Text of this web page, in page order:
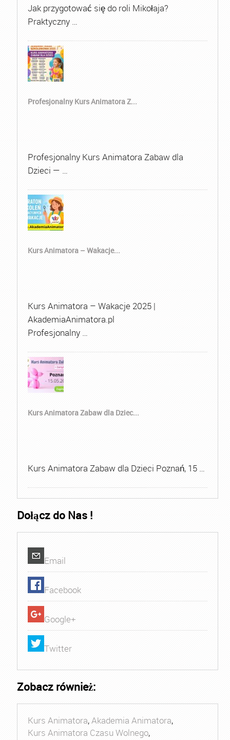
Jak przygotować się do roli Mikołaja?
Praktyczny …
Profesjonalny Kurs Animatora Z...
Profesjonalny Kurs Animatora Zabaw dla
Dzieci — …
Kurs Animatora – Wakacje...
Kurs Animatora – Wakacje 2025 |
AkademiaAnimatora.pl
Profesjonalny …
Kurs Animatora Zabaw dla Dziec...
Kurs Animatora Zabaw dla Dzieci Poznań, 15 …
Dołącz do Nas !
Email
Facebook
Google+
Twitter
Zobacz również:
Kurs Animatora,Akademia Animatora,
Kurs Animatora Czasu Wolnego,